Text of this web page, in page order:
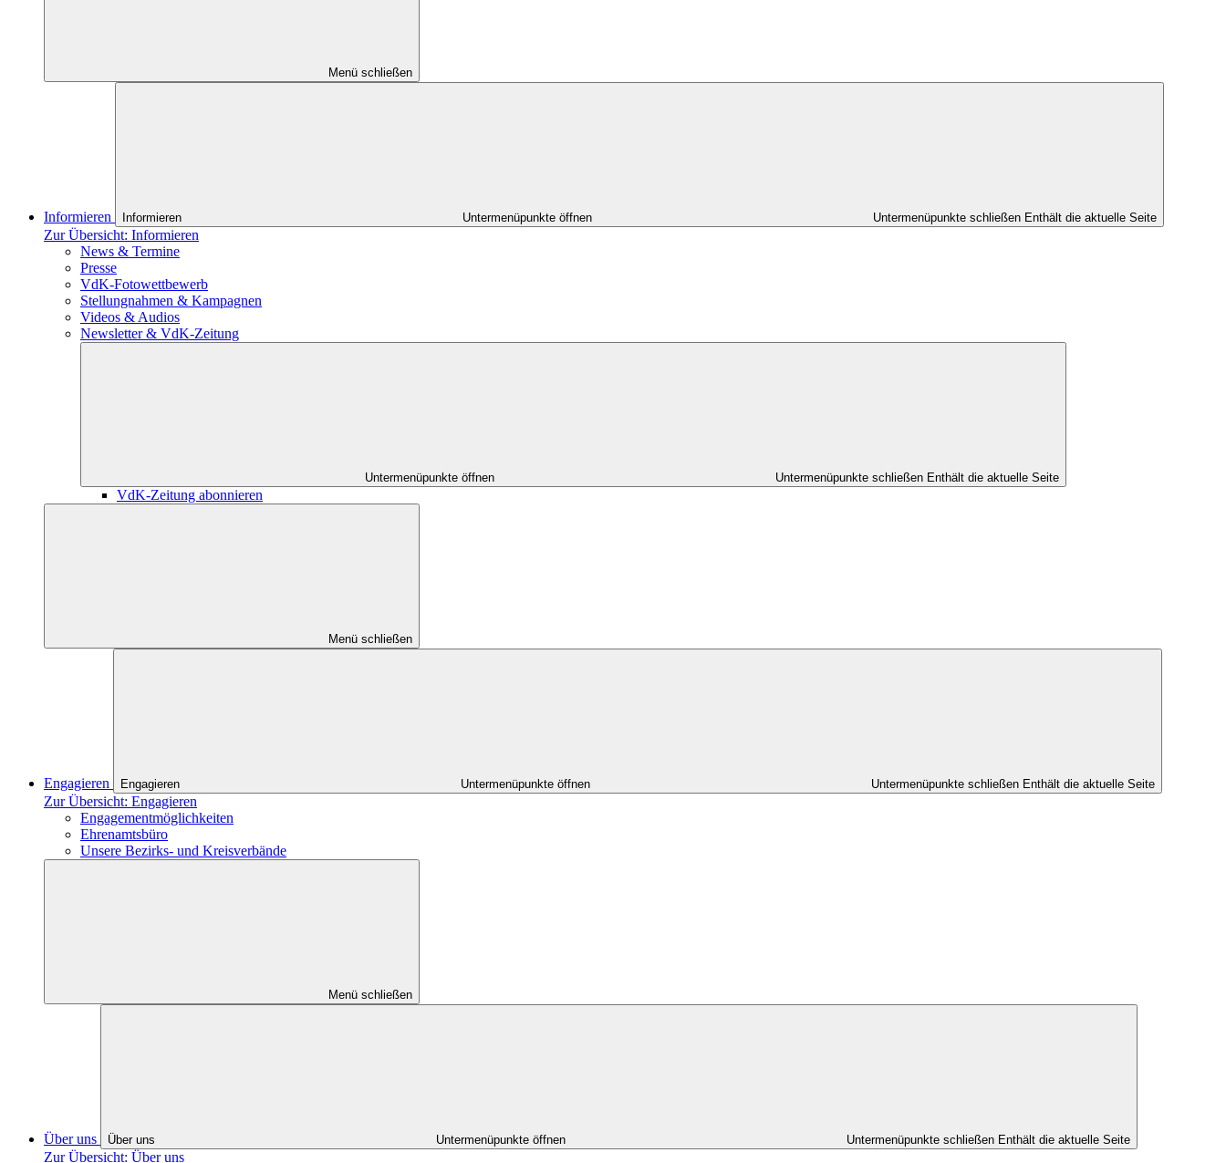
Menü schließen
Informieren Informieren Untermenüpunkte öffnen Untermenüpunkte schließen Enthält die aktuelle Seite
Zur Übersicht: Informieren
News & Termine
Presse
VdK-Fotowettbewerb
Stellungnahmen & Kampagnen
Videos & Audios
Newsletter & VdK-Zeitung
Untermenüpunkte öffnen Untermenüpunkte schließen Enthält die aktuelle Seite
VdK-Zeitung abonnieren
Menü schließen
Engagieren Engagieren Untermenüpunkte öffnen Untermenüpunkte schließen Enthält die aktuelle Seite
Zur Übersicht: Engagieren
Engagementmöglichkeiten
Ehrenamtsbüro
Unsere Bezirks- und Kreisverbände
Menü schließen
Über uns Über uns Untermenüpunkte öffnen Untermenüpunkte schließen Enthält die aktuelle Seite
Zur Übersicht: Über uns